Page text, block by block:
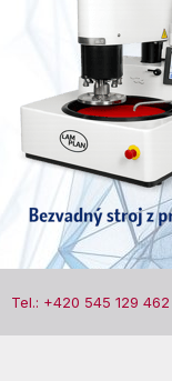
Tel.: +420 545 129 462